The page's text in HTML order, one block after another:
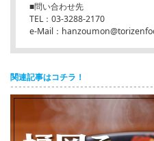
■問い合わせ先
TEL：03-3288-2170
e-Mail：
関連記事はコチラ！